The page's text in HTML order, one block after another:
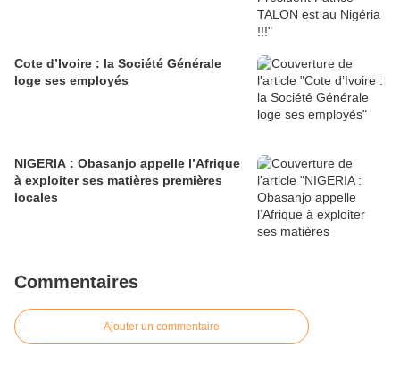
Cote d’Ivoire : la Société Générale
loge ses employés
NIGERIA : Obasanjo appelle l’Afrique
à exploiter ses matières premières
locales
Commentaires
Ajouter un commentaire